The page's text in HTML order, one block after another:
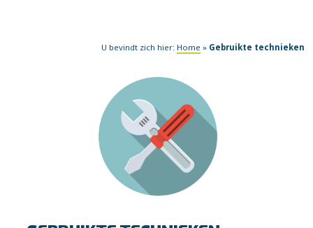
U bevindt zich hier: Home » Gebruikte technieken